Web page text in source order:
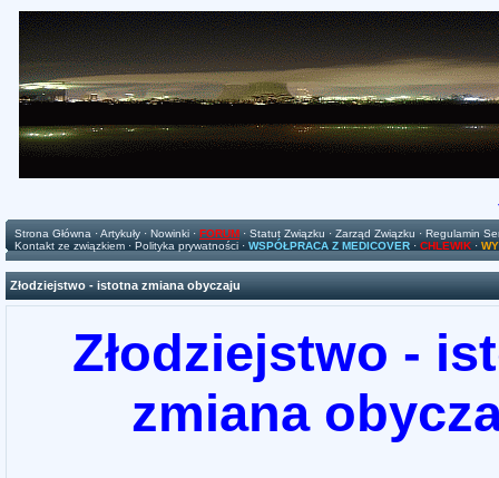
Strona Główna ·Artykuły · Nowinki · FORUM · Statut Związku · Zarząd Związku · Regulamin
Kontakt ze związkiem · Polityka prywatności · WSPÓŁPRACA Z MEDICOVER · CHLEWIK ·
Złodziejstwo - istotna zmiana obyczaju
Złodziejstwo -
zmiana